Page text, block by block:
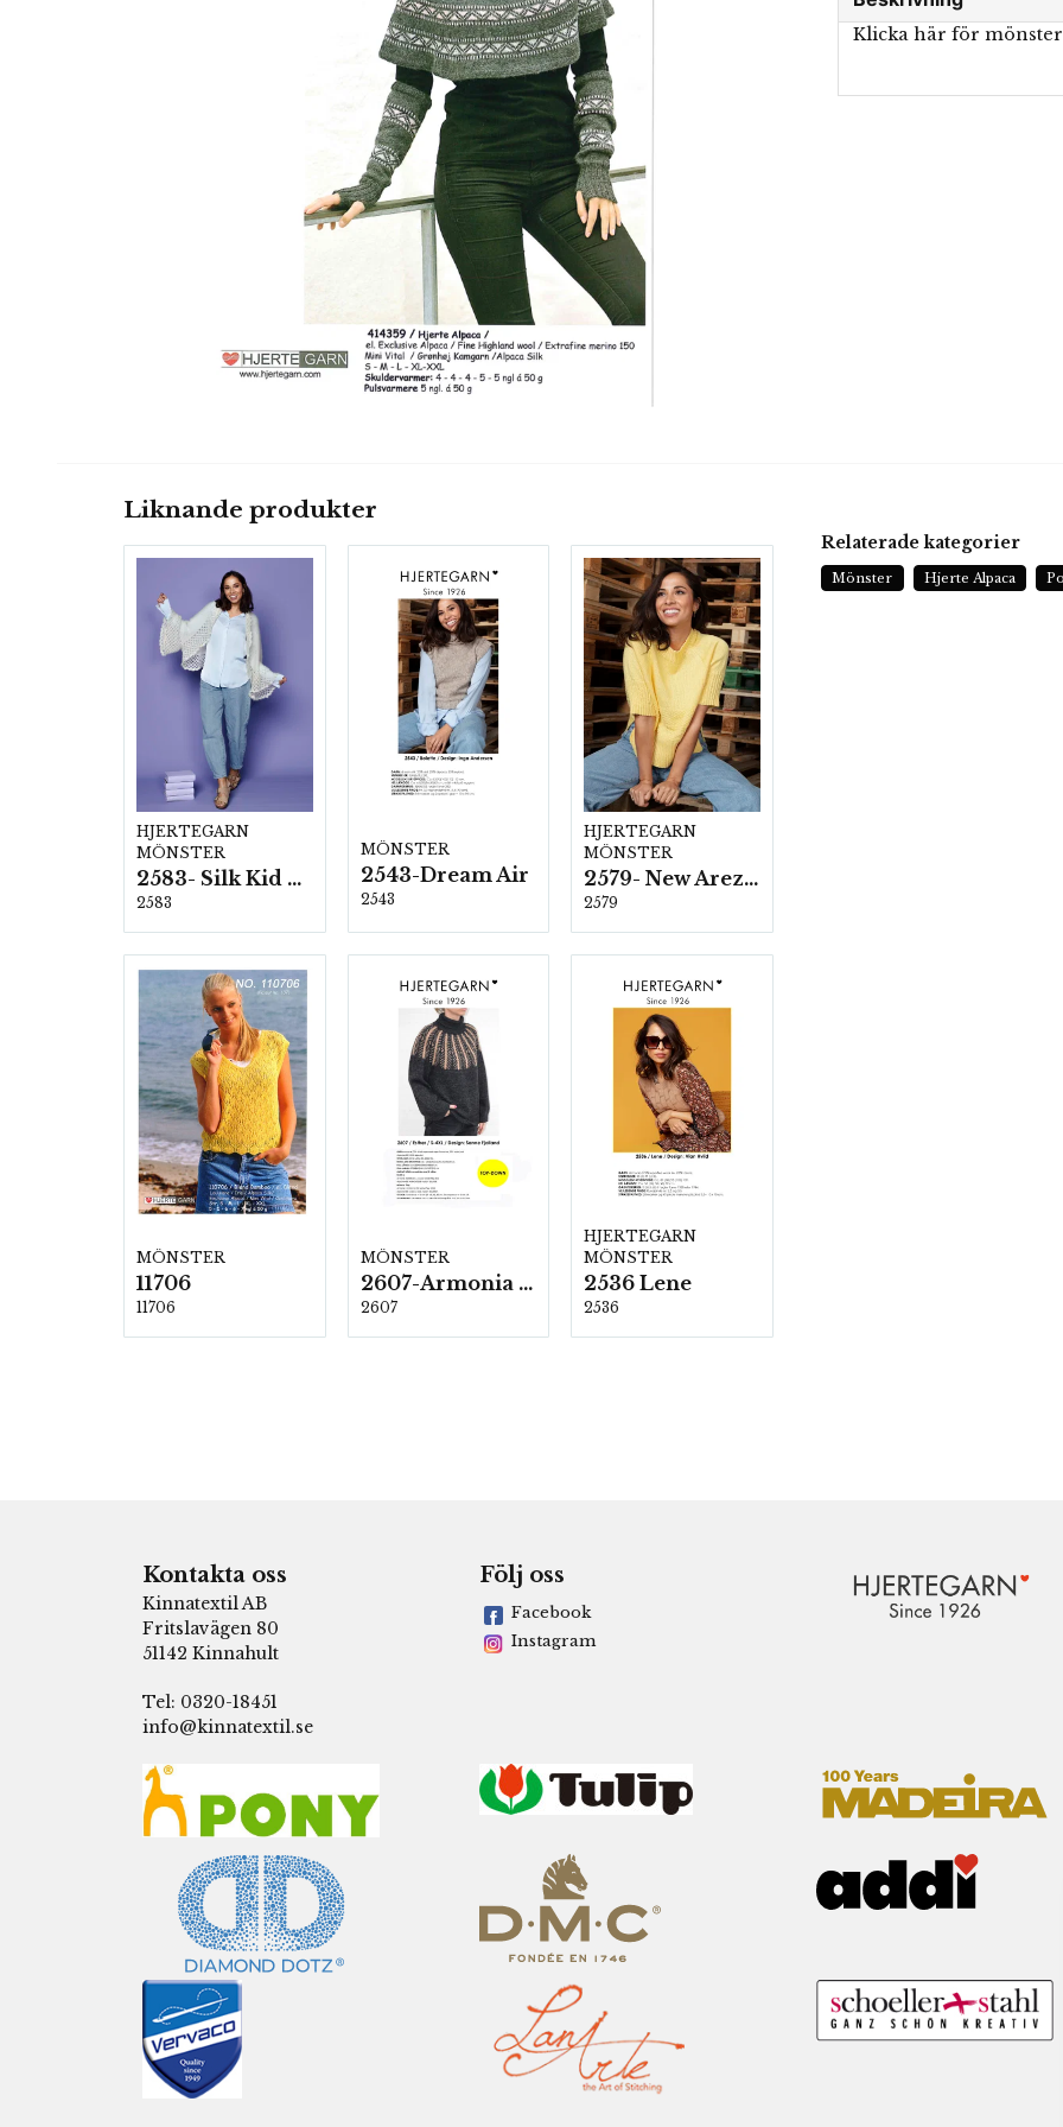
Klicka här för mönster
Liknande produkter
HJERTEGARN
MÖNSTER
2583- Silk Kid Mohair
2583
MÖNSTER
2543-Dream Air
2543
HJERTEGARN
MÖNSTER
2579- New Arezzo
2579
MÖNSTER
11706
11706
MÖNSTER
2607-Armonia och Alpaca 400
2607
HJERTEGARN
MÖNSTER
2536 Lene
2536
Relaterade kategorier
Mönster Hjerte Alpaca
Kontakta oss
Kinnatextil AB
Fritslavägen 80
51142 Kinnahult
Tel: 0320-18451
info@kinnatextil.se
Följ oss
Facebook
Instagram